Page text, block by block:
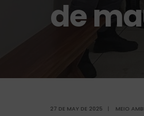
de
27 DE MAY DE 2025 | MEIO